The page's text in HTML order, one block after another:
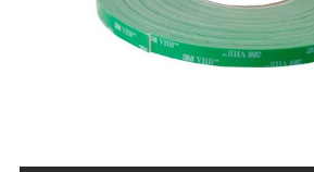
Agulha Escariadora Passeio - Cod 02978